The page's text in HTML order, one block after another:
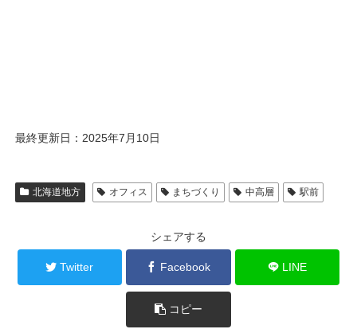
最終更新日：2025年7月10日
北海道地方 オフィス まちづくり 中高層 駅前
シェアする
Twitter Facebook LINE
コピー